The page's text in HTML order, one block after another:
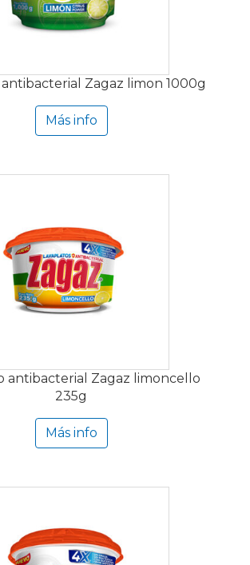
Zagaz limon 1000g
Más info
antibacterial Zagaz limoncello
235g
Más info